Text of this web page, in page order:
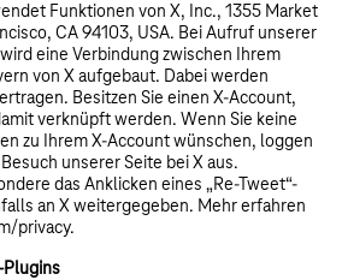
Funktionen von X, Inc., 1355 Market
CA 94103, USA. Bei Aufruf unserer
eine Verbindung zwischen Ihrem
von X aufgebaut. Dabei werden
Besitzen Sie einen X-Account,
verknüpft werden. Wenn Sie keine
zu Ihrem X-Account wünschen, loggen
unserer Seite bei X aus.
das Anklicken eines „Re-Tweet“-
an X weitergegeben. Mehr erfahren
privacy.
Plugins